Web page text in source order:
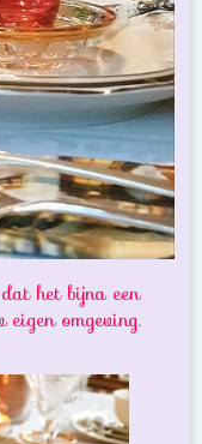
het bijna een
omgeving.